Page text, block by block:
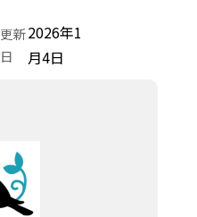
更新
日
2026年1
月4日